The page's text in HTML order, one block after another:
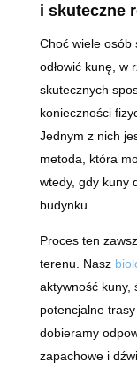
i skuteczne
Choć wiele osób
odłowić kunę, w
skutecznych
konieczności
Jednym z nich
metoda, która
wtedy, gdy kuny
budynku.
Proces ten
terenu. Nasz
aktywność kuny,
potencjalne
dobieramy
zapachowe i